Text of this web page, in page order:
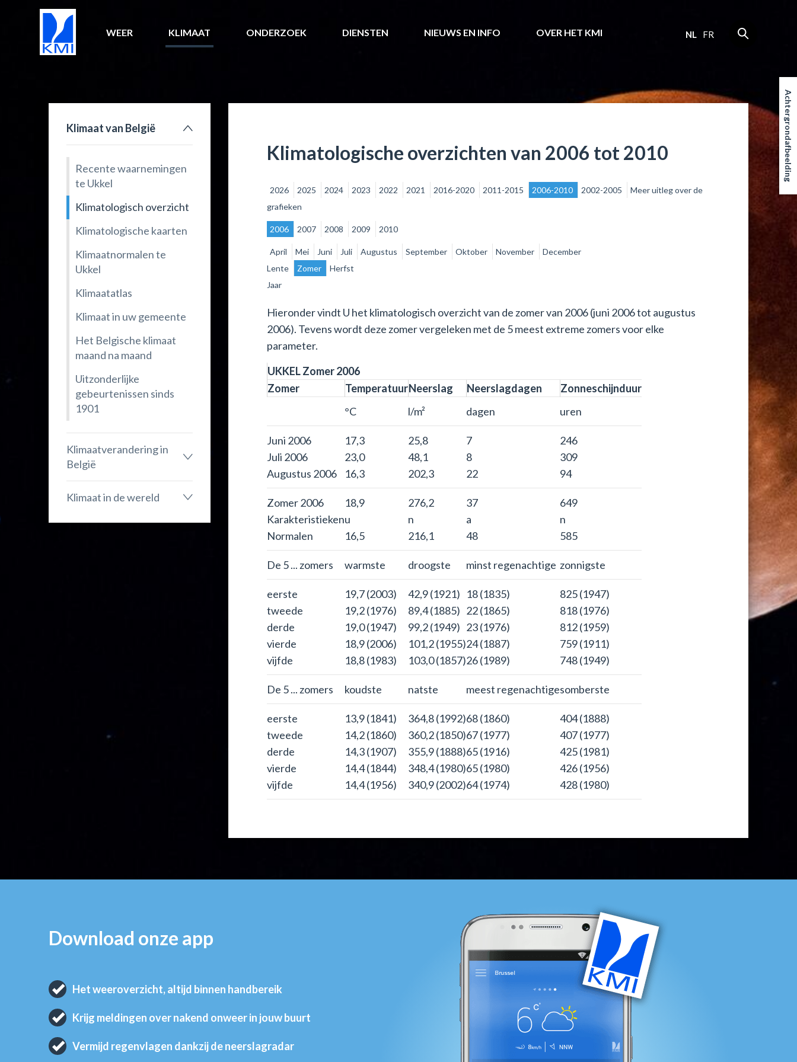
WEER KLIMAAT ONDERZOEK DIENSTEN NIEUWS EN INFO OVER HET KMI NL FR
Klimaat van België
Recente waarnemingen
te Ukkel
Klimatologisch overzicht
Klimatologische kaarten
Klimaatnormalen te
Ukkel
Klimaatatlas
Klimaat in uw gemeente
Het Belgische klimaat
maand na maand
Uitzonderlijke
gebeurtenissen sinds
1901
Klimaatverandering in
België
Klimaat in de wereld
Klimatologische overzichten van 2006 tot 2010
2026 2025 2024 2023 2022 2021 2016-2020 2011-2015 2006-2010 2002-2005
Meer uitleg over de
grafieken
2006 2007 2008 2009 2010
April Mei Juni Juli Augustus September Oktober November
December
Lente
Zomer
Herfst
Jaar
Hieronder vindt U het klimatologisch overzicht van de zomer van 2006 (juni 2006 tot augustus
2006). Tevens wordt deze zomer vergeleken met de 5 meest extreme zomers voor elke
parameter.
UKKEL Zomer 2006
Zomer
TemperatuurNeerslag Neerslagdagen
Zonneschijnduur
°C
l/m² dagen uren
Juni 2006
Juli 2006
Augustus 2006
17,3
23,0
16,3
25,8
48,1
202,3
7
8
22
246
309
94
Zomer 2006
Karakteristieken
Normalen
18,9
u
16,5
276,2
n
216,1
37
a
48
649
n
585
De 5 ... zomers warmste droogste minst regenachtige zonnigste
eerste
tweede
derde
vierde
vijfde
19,7 (2003)
19,2 (1976)
19,0 (1947)
18,9 (2006)
18,8 (1983)
42,9 (1921)
89,4 (1885)
99,2 (1949)
101,2 (1955)
103,0 (1857)
18 (1835)
22 (1865)
23 (1976)
24 (1887)
26 (1989)
825 (1947)
818 (1976)
812 (1959)
759 (1911)
748 (1949)
De 5 ... zomers koudste natste meest regenachtigesomberste
eerste
tweede
derde
vierde
vijfde
13,9 (1841)
14,2 (1860)
14,3 (1907)
14,4 (1844)
14,4 (1956)
364,8 (1992)
360,2 (1850)
355,9 (1888)
348,4 (1980)
340,9 (2002)
68 (1860)
67 (1977)
65 (1916)
65 (1980)
64 (1974)
404 (1888)
407 (1977)
425 (1981)
426 (1956)
428 (1980)
Download onze app
Het weeroverzicht, altijd binnen handbereik
Krijg meldingen over nakend onweer in jouw buurt
Vermijd regenvlagen dankzij de neerslagradar
Achtergrondafbeelding